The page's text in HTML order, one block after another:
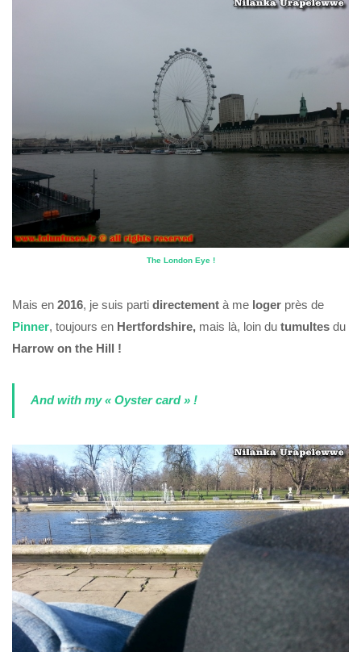
The London Eye !
Mais en 2016, je suis parti directement à me loger près de
Pinner, toujours en Hertfordshire, mais là, loin du tumultes du
Harrow on the Hill !
And with my « Oyster card » !